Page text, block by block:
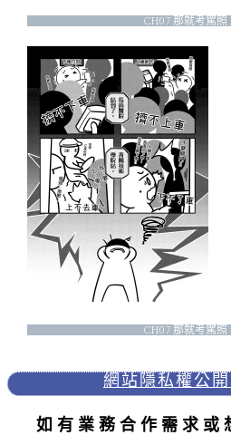
CH07 那就考駕照
CH07 那就考駕照
網站隱私權公
如有業務合作需求或